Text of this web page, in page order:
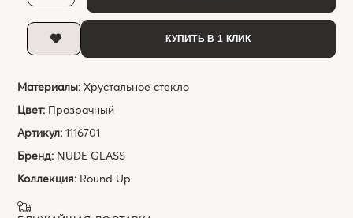
КУПИТЬ В 1 КЛИК
Материалы:Хрустальное стекло
Цвет: Прозрачный
Артикул:1116701
Бренд: NUDE GLASS
Коллекция: Round Up